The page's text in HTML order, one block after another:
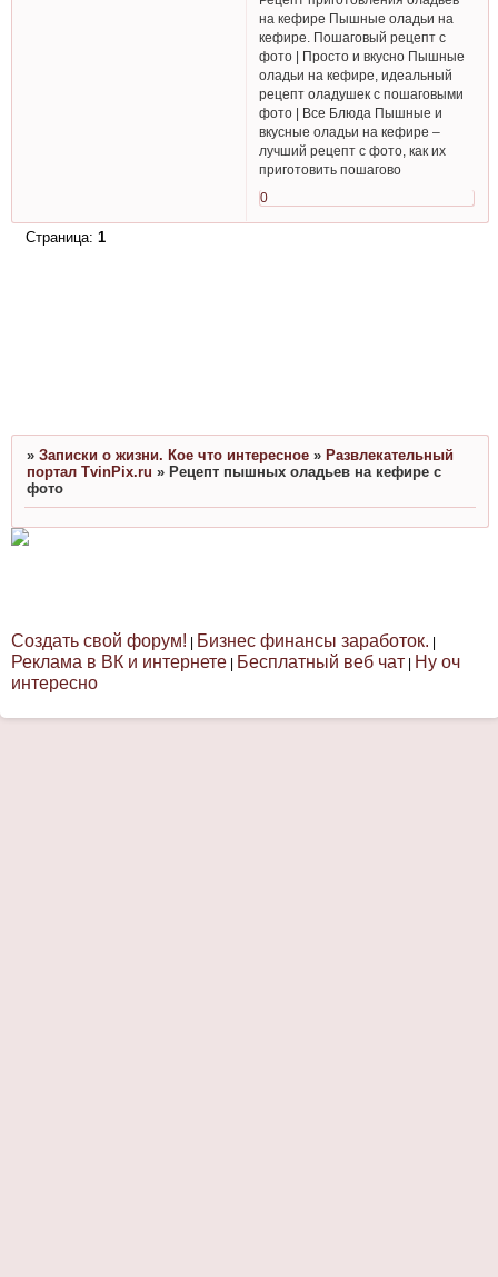
на кефире Пышные оладьи на
кефире. Пошаговый рецепт с
фото | Просто и вкусно Пышные
оладьи на кефире, идеальный
рецепт оладушек с пошаговыми
фото | Все Блюда Пышные и
вкусные оладьи на кефире –
лучший рецепт с фото, как их
приготовить пошагово
0
Страница: 1
» Записки о жизни. Кое что интересное » Развлекательный
портал TvinPix.ru » Рецепт пышных оладьев на кефире с
фото
Создать свой форум! Бизнес финансы заработок.
Реклама в ВК и интернете Бесплатный веб чат Ну оч
интересно